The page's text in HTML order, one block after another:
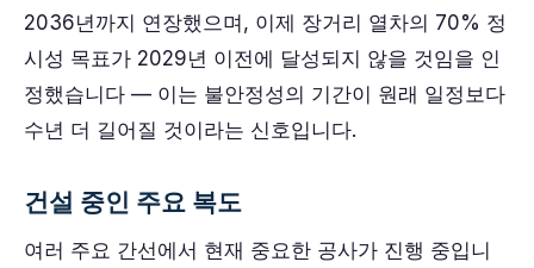
2036년까지 연장했으며, 이제 장거리 열차의 70% 정
시성 목표가 2029년 이전에 달성되지 않을 것임을 인
정했습니다 — 이는 불안정성의 기간이 원래 일정보다
수년 더 길어질 것이라는 신호입니다.
건설 중인 주요 복도
여러 주요 간선에서 현재 중요한 공사가 진행 중입니